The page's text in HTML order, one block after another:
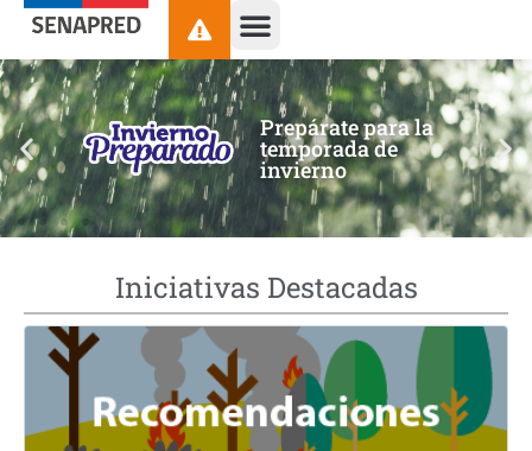
contenido
Prepárate para la
temporada de
invierno
Iniciativas Destacadas